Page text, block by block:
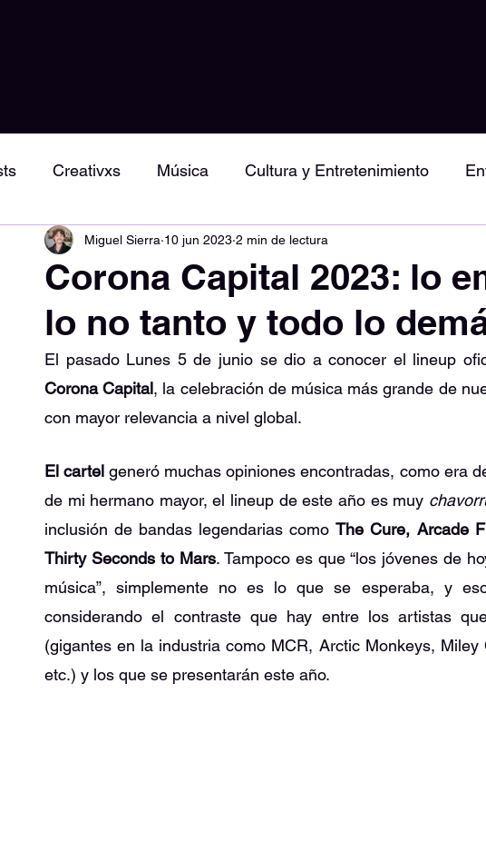
Creativxs Música Cultura y Entretenimiento
Perfiles de música Conciertos y Shows
Magazine Country
Corona Capital 2023: lo
lo no tanto y todo lo
Miguel Sierra 10 jun 2023 2 min de lectura
Corona Capital, la celebración de música más grande de
con mayor relevancia a nivel global.
El cartel generó muchas opiniones encontradas, como era
de mi hermano mayor, el lineup de este año es muy
inclusión de bandas legendarias como The Cure, Arcade
Thirty Seconds to Mars. Tampoco es que “los jóvenes de
música”, simplemente no es lo que se esperaba, y
considerando el contraste que hay entre los artistas
(gigantes en la industria como MCR, Arctic Monkeys,
etc.) y los que se presentarán este año.